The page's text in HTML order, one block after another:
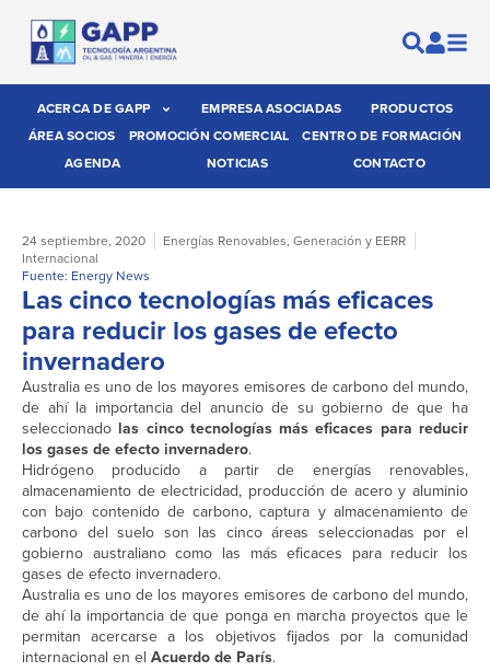
ACERCA DE GAPP EMPRESA ASOCIADAS
PRODUCTOS
ÁREA SOCIOS
PROMOCIÓN COMERCIAL
CENTRO DE FORMACIÓN
AGENDA
NOTICIAS CONTACTO
24 septiembre, 2020 Energías Renovables, Generación y EERR
Internacional
Fuente: Energy News
Las cinco tecnologías más eficaces
para reducir los gases de efecto
invernadero
Australia es uno de los mayores emisores de carbono del mundo,
de ahí la importancia del anuncio de su gobierno de que ha
seleccionado las cinco tecnologías más eficaces para reducir
los gases de efecto invernadero.
Hidrógeno producido a partir de energías renovables,
almacenamiento de electricidad, producción de acero y aluminio
con bajo contenido de carbono, captura y almacenamiento de
carbono del suelo son las cinco áreas seleccionadas por el
gobierno australiano como las más eficaces para reducir los
gases de efecto invernadero.
Australia es uno de los mayores emisores de carbono del mundo,
de ahí la importancia de que ponga en marcha proyectos que le
permitan acercarse a los objetivos fijados por la comunidad
internacional en el Acuerdo de París.